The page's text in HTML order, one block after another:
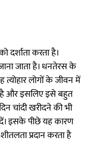
दर्शाता करता है।
जाता है। धनतेरस के
त्योहार लोगों के जीवन में
है और इसलिए इसे बहुत
चांदी खरीदने की भी
इसके पीछे यह कारण
प्रदान करता है